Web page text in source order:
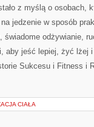
z myślą o osobach,
jedzenie w sposób
świadome odżywianie,
aby jeść lepiej, żyć lżej
Sukcesu i Fitness i
CIAŁA